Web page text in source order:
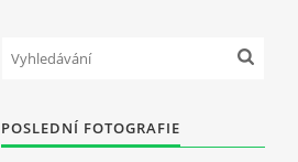
POSLEDNÍ FOTOGRAFIE